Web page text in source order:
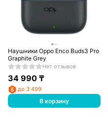
Наушники Орро Enco Buds3 Pro
Graphite Grey
Нет отзывов
34 990₸
до 3 499
В корзину